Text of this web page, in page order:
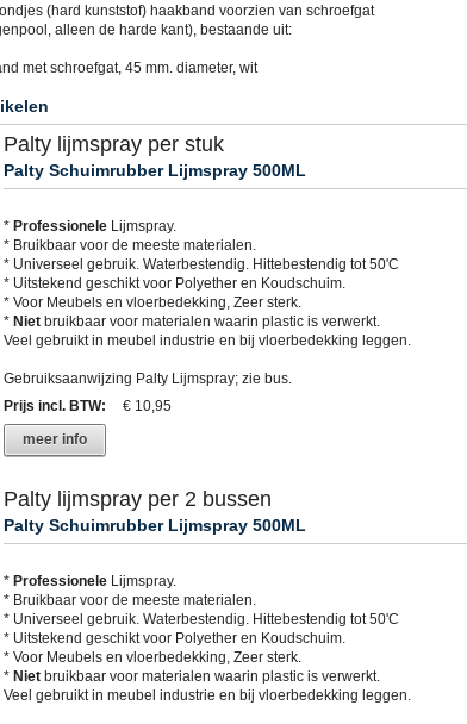
(hard kunststof) haakband voorzien van schroefgat
alleen de harde kant), bestaande uit:
met schroefgat, 45 mm. diameter, wit
Palty lijmspray per stuk
Palty Schuimrubber Lijmspray 500ML
* ProfessioneleLijmspray.
* Bruikbaar voor de meeste materialen.
* Universeel gebruik. Waterbestendig. Hittebestendig tot 50'C
* Uitstekend geschikt voor Polyether en Koudschuim.
* Voor Meubels en vloerbedekking, Zeer sterk.
* Nietbruikbaar voor materialen waarin plastic is verwerkt.
Veel gebruikt in meubel industrie en bij vloerbedekking leggen.
Gebruiksaanwijzing Palty Lijmspray; zie bus.
Prijs incl. BTW:
€ 10,95
meer info
Palty lijmspray per 2 bussen
Palty Schuimrubber Lijmspray 500ML
* ProfessioneleLijmspray.
* Bruikbaar voor de meeste materialen.
* Universeel gebruik. Waterbestendig. Hittebestendig tot 50'C
* Uitstekend geschikt voor Polyether en Koudschuim.
* Voor Meubels en vloerbedekking, Zeer sterk.
* Nietbruikbaar voor materialen waarin plastic is verwerkt.
Veel gebruikt in meubel industrie en bij vloerbedekking leggen.